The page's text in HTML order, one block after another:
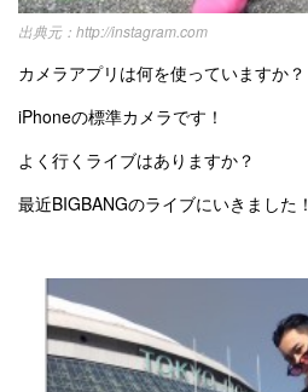
http://instagram.com
カメラアプリは何を使っていますか？
iPhoneの標準カメラです！
よく行くライブはありますか？
最近BIGBANGのライブにいきました！